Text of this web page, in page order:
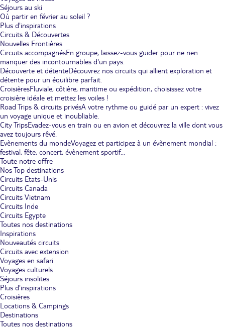
Séjours au ski
Où partir en février au soleil ?
Plus d'inspirations
Circuits & Découvertes
Nouvelles Frontières
Circuits accompagnésEn groupe, laissez-vous guider pour ne rien
manquer des incontournables d'un pays.
Découverte et détenteDécouvrez nos circuits qui allient exploration et
détente pour un équilibre parfait.
CroisièresFluviale, côtière, maritime ou expédition, choisissez votre
croisière idéale et mettez les voiles !
Road Trips & circuits privésA votre rythme ou guidé par un expert : vivez
un voyage unique et inoubliable.
City TripsEvadez-vous en train ou en avion et découvrez la ville dont vous
avez toujours rêvé.
Evènements du mondeVoyagez et participez à un évènement mondial :
festival, fête, concert, évènement sportif...
Toute notre offre
Nos Top destinations
Circuits Etats-Unis
Circuits Canada
Circuits Vietnam
Circuits Inde
Circuits Egypte
Toutes nos destinations
Inspirations
Nouveautés circuits
Circuits avec extension
Voyages en safari
Voyages culturels
Séjours insolites
Plus d'inspirations
Croisières
Locations & Campings
Destinations
Toutes nos destinations